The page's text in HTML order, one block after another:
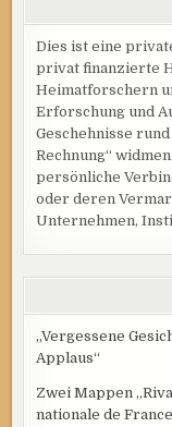
Dies ist eine
privat finanzierte
Heimatforschern
Erforschung und
Geschehnisse
Rechnung“
persönliche
oder deren
Unternehmen,
„Vergessene
Applaus“
Zwei Mappen
nationale de France